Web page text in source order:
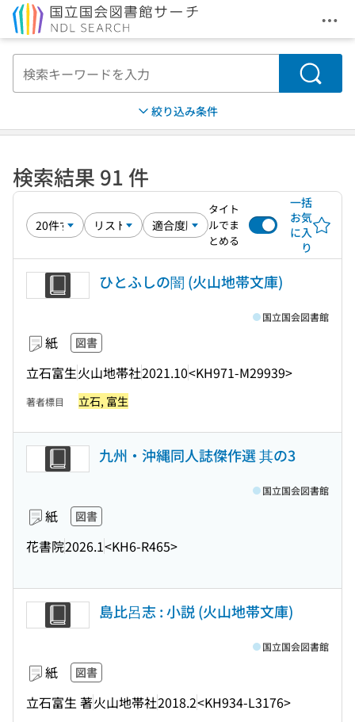
メ
検索
絞り込み条件
検索結果 91 件
タイト
ルでま
とめる
一括
お気
に入
り
ひとふしの闇 (火山地帯文庫)
紙 図書
立石富生火山地帯社2021.10<KH971-M29939>
国立国会図書館
著者標目 立石, 富生
九州・沖縄同人誌傑作選 其の3
紙 図書
花書院2026.1<KH6-R465>
国立国会図書館
島比呂志 : 小説 (火山地帯文庫)
紙 図書
立石富生 著火山地帯社2018.2<KH934-L3176>
国立国会図書館